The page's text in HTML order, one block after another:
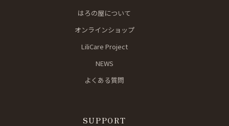
はろの屋について
オンラインショップ
LiliCare Project
NEWS
よくある質問
SUPPORT